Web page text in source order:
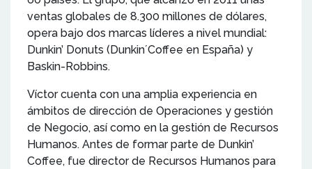
ventas globales de 8.300 millones de dólares,
opera bajo dos marcas líderes a nivel mundial:
Dunkin’ Donuts (Dunkin´Coffee en España) y
Baskin-Robbins.
Víctor cuenta con una amplia experiencia en
ámbitos de dirección de Operaciones y gestión
de Negocio, así como en la gestión de Recursos
Humanos. Antes de formar parte de Dunkin’
Coffee, fue director de Recursos Humanos para